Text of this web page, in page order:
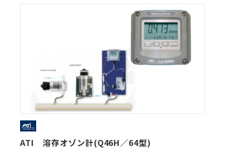
を追加することで、微量のアンモニア性窒素を測定できま
す。 クロラミン処理、飲料水、湖、川、海の水質管理で実
ATI 溶存オゾン計(Q46H／64型)